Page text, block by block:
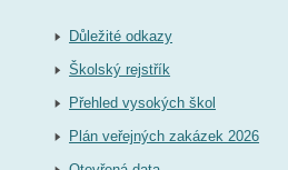
Důležité odkazy
Školský rejstřík
Přehled vysokých škol
Plán veřejných zakázek 2026